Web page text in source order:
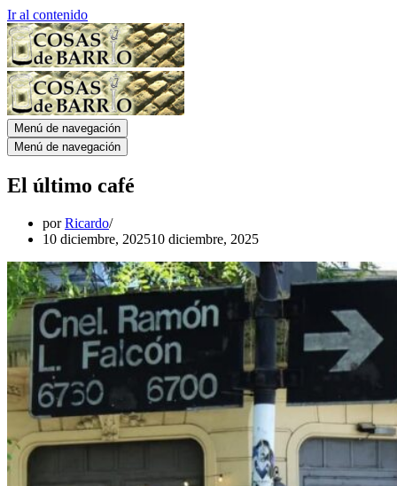
Ir al contenido
Menú de navegación
Menú de navegación
El último café
porRicardo
10 diciembre, 202510 diciembre, 2025